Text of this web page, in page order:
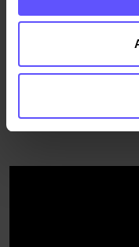
– Såklart att projektet
här, säger Anders